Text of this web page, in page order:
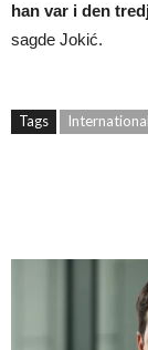
han var i den
sagde Jokić.
Tags International